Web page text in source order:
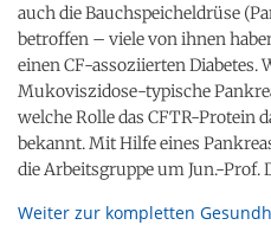
auch die Bauchspeicheldrüse
betroffen – viele von ihnen
einen CF-​assoziierten Diabetes.
Mukoviszidose-​typische
welche Rolle das CFTR-​Protein
bekannt. Mit Hilfe eines
die Arbeitsgruppe um Jun.-Prof.
Weiter zur kompletten